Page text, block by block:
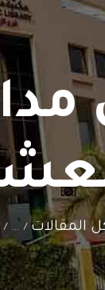
المقالات ...